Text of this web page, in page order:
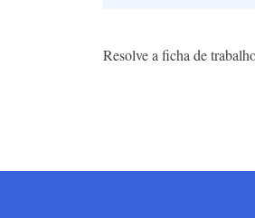
Resolve a ficha de